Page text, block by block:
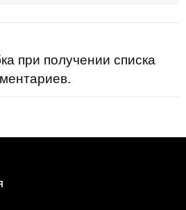
при получении списка